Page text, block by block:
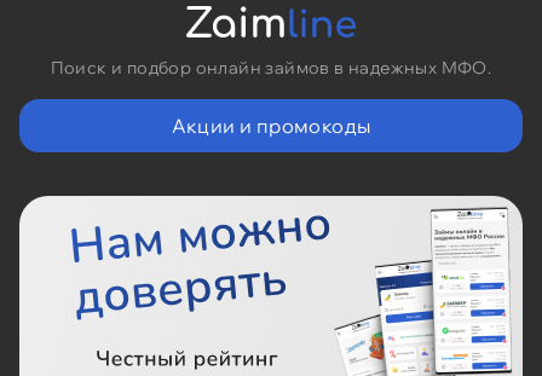
Поиск и подбор онлайн займов в надежных МФО.
Акции и промокоды